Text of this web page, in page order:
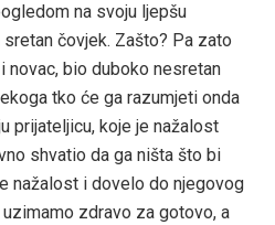
na svoju ljepšu
čovjek. Zašto? Pa zato
novac, bio duboko nesretan
tko će ga razumjeti onda
prijateljicu, koje je nažalost
shvatio da ga ništa što bi
nažalost i dovelo do njegovog
zdravo za gotovo, a